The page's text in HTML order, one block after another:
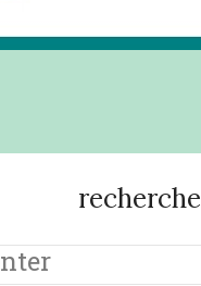
recherche